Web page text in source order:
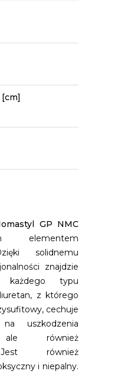
[cm]
GP NMC
elementem
solidnemu
znajdzie
każdego typu
z którego
cechuje
uszkodzenia
ale również
również
i niepalny.